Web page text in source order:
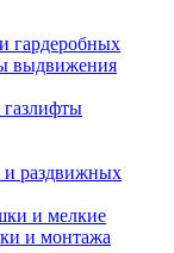
гардеробных
выдвижения
и раздвижных
и мелкие
и монтажа